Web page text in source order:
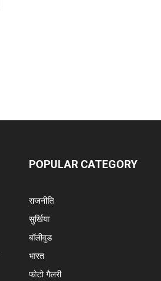
POPULAR CATEGORY
राजनीति
सुर्खिया
बॉलीवुड
भारत
फोटो गैलरी